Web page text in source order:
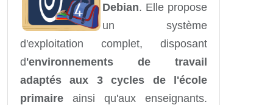
Debian. Elle propose
un système
d'exploitation complet, disposant
d'environnements de travail
adaptés aux 3 cycles de l'école
primaire ainsi qu'aux enseignants.